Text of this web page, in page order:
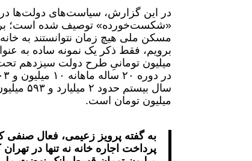
در این گزارش، سیاست‌های
«شکست‌خورده» توصیف شده است؛
مسکن ملی هیچ زمان نتوانستند به
میلیون ‌تومانیِ طرح دولت سیزدهم
میلیون تومان است.
به گفته پرویز زعیمی، فعال صنفی